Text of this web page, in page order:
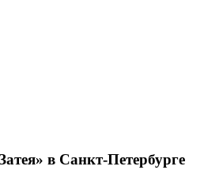
в Санкт-Петербурге